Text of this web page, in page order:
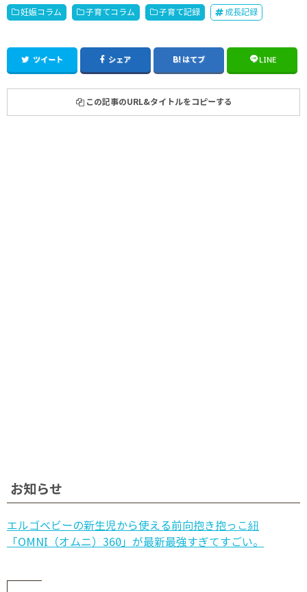
妊娠コラム 子育てコラム 子育て記録 成長記録
ツイート シェア はてブ LINE
この記事のURL&タイトルをコピーする
お知らせ
エルゴベビーの新生児から使える前向抱き抱っこ紐
「OMNI（オムニ）360」が最新最強すぎてすごい。